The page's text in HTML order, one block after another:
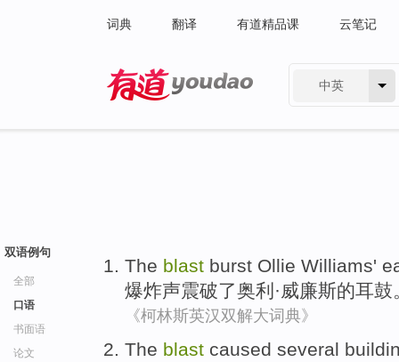
词典 翻译 有道精品课 云笔记
中英
双语例句
全部
口语
书面语
论文
The blast burst Ollie Williams'
爆炸声震破了奥利 ·威廉斯的耳鼓
《柯林斯英汉双解大词典》
The blast caused several